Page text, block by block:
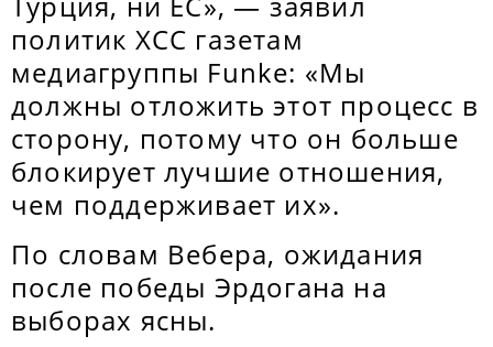
политик ХСС газетам
медиагруппы Funke: «Мы
должны отложить этот процесс в
сторону, потому что он больше
блокирует лучшие отношения,
чем поддерживает их».
По словам Вебера, ожидания
после победы Эрдогана на
выборах ясны.